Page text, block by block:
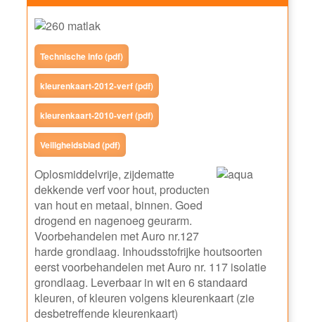
Technische info (pdf)
kleurenkaart-2012-verf (pdf)
kleurenkaart-2010-verf (pdf)
Veiligheidsblad (pdf)
Oplosmiddelvrije, zijdematte
dekkende verf voor hout, producten
van hout en metaal, binnen. Goed
drogend en nagenoeg geurarm.
Voorbehandelen met Auro nr.127
harde grondlaag. Inhoudsstofrijke houtsoorten
eerst voorbehandelen met Auro nr. 117 isolatie
grondlaag. Leverbaar in wit en 6 standaard
kleuren, of kleuren volgens kleurenkaart (zie
desbetreffende kleurenkaart)